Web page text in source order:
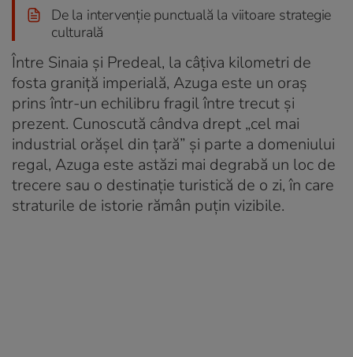
De la intervenție punctuală la viitoare strategie
culturală
Între Sinaia și Predeal, la câțiva kilometri de
fosta graniță imperială, Azuga este un oraș
prins într-un echilibru fragil între trecut și
prezent. Cunoscută cândva drept „cel mai
industrial orășel din țară” și parte a domeniului
regal, Azuga este astăzi mai degrabă un loc de
trecere sau o destinație turistică de o zi, în care
straturile de istorie rămân puțin vizibile.